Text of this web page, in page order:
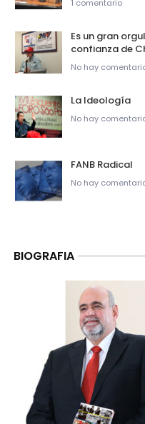
1 comentario
Es un gran
confianza de
No hay
La Ideología
No hay
FANB Radical
No hay
BIOGRAFIA